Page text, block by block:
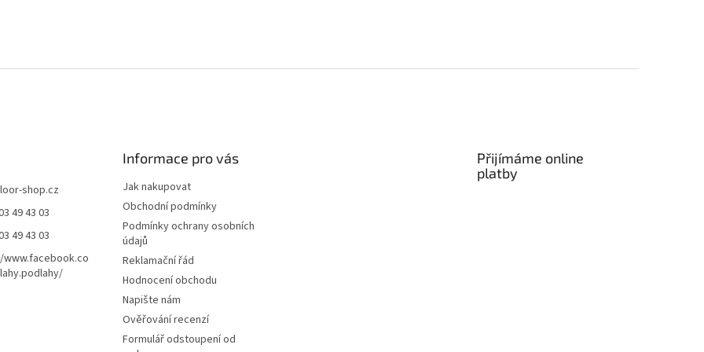
shop.cz
49 43 03
49 43 03
Informace pro vás
Jak nakupovat
Obchodní podmínky
Podmínky ochrany osobních
údajů
Reklamační řád
Hodnocení obchodu
Napište nám
Ověřování recenzí
Formulář odstoupení od
Přijímáme online
platby